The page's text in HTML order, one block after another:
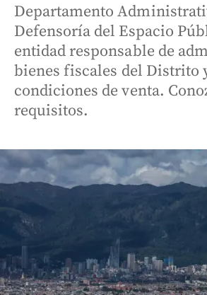
Departamento
Defensoría del Espacio
entidad responsable de
bienes fiscales del Distrito
condiciones de venta.
requisitos.